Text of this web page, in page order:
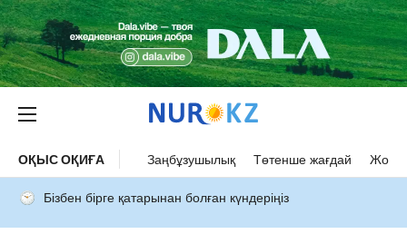
ОҚЫС ОҚИҒА Заңбұзушылық Төтенше жағдай Жол
Бізбен бірге қатарынан болған күндеріңіз